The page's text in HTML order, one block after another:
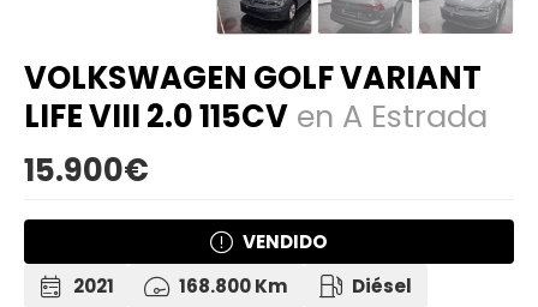
VOLKSWAGEN GOLF VARIANT
LIFE VIII 2.0 115CV en A Estrada
15.900€
VENDIDO
2021
168.800 Km Diésel